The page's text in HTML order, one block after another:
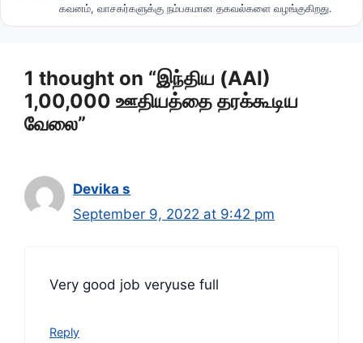
கவனம், வாசகர்களுக்கு நம்பகமான தகவல்களை வழங்குகிறது.
1 thought on “இந்திய (AAI)
1,00,000 ஊதியத்தை தரக்கூடிய
வேலை”
Devika s
September 9, 2022 at 9:42 pm
Very good job veryuse full
Reply